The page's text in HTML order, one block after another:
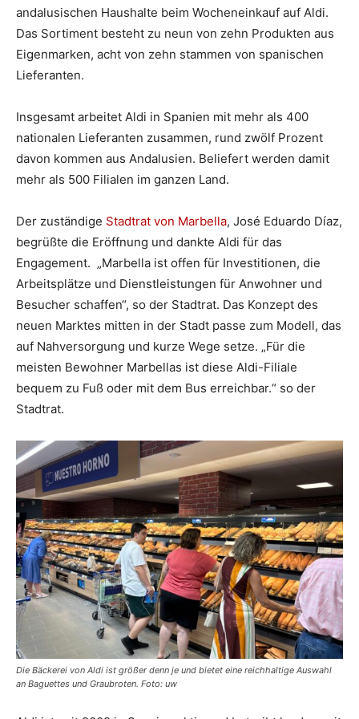
andalusischen Haushalte beim Wocheneinkauf auf Aldi.
Das Sortiment besteht zu neun von zehn Produkten aus
Eigenmarken, acht von zehn stammen von spanischen
Lieferanten.
Insgesamt arbeitet Aldi in Spanien mit mehr als 400
nationalen Lieferanten zusammen, rund zwölf Prozent
davon kommen aus Andalusien. Beliefert werden damit
mehr als 500 Filialen im ganzen Land.
Der zuständige Stadtrat von Marbella, José Eduardo Díaz,
begrüßte die Eröffnung und dankte Aldi für das
Engagement. „Marbella ist offen für Investitionen, die
Arbeitsplätze und Dienstleistungen für Anwohner und
Besucher schaffen“, so der Stadtrat. Das Konzept des
neuen Marktes mitten in der Stadt passe zum Modell, das
auf Nahversorgung und kurze Wege setze. „Für die
meisten Bewohner Marbellas ist diese Aldi-Filiale
bequem zu Fuß oder mit dem Bus erreichbar.“ so der
Stadtrat.
Die Bäckerei von Aldi ist größer denn je und bietet eine reichhaltige Auswahl
an Baguettes und Graubroten. Foto: uw